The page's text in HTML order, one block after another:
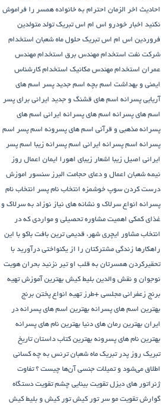
احادیث اخر الزمان احترام به خانواده همسر را فراموش
نکنید اخبار خودرو اس ام اس تبریک تولد متولدین
فروردین اس ام اس تبریک حلول ماه شعبان استخدام
شرکت نفت استخدام مهندس برق استخدام مهندس
عمران استخدام مهندس مکانیک استخدام کارشناس
ایمنی و بهداشت اسم بچه اسم جدید پسر اسم های
آریایی پسرانه اسم های قشنگ و جدید ایرانی برای پسر
اسم های پسرانه اسم های پسرانه ایرانی اسم های
پسرانه مذهبی و قرآنی اسم های پسرونه اسم پسر اسم
پسرانه اسم پسرانه ایرانی اسم پسرانه زیبا اسم پسر
ایرانی اصیل زیبا اشعار زیبای اهورا ایمان اعمال روز
نیمه شعبان اعمال و دعای حجامت البرز سنسور اموزش
درست کردن سوپ خوشمزه انتخاب نام پسر انتخاب نام
پسرانه انواع سرلاک و نشانه های نیاز نوزاد به سرلاک و
غذای کمکی اهمیت مشاوره تحصیلی و مواردی که در
انتخاب مشاور ایچری شهر، قدیمی ترین بافت باکو با این
راهکارها زندگی مشترکتان را از یکنواختی درآورید با
تحقیرکردن همسرتان به قلب او تیر نزنید بحران هویت
نوجوان و نقش والدین بلیط کیش بهترین آموزش تهیه
برنج زعفرانی مجلسی +طرز تهیه انواع پختن برنج
بهترین اسم های پسرانه بهترین اسم های پسرانه در
ایران بهترین رمان های دنیا بهترین نام های پسرانه
بهترین نام های پسرونه بهترین کتاب داستان تاریخ
تبریک روز پدر تبریک ماه شعبان ترنس به چه کسانی
اطلاق می‌شود و تمیلات جنسی آن‌ها چیست ؟ تفاوت
ژنراتور های دیزل تقویت بینایی چشم تقویت دستگاه
گوارش تقویت مو سر تور کیش تور کیش و بلیط کیش